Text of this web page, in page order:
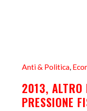
Anti & Politica,
2013, ALTRO
PRESSIONE